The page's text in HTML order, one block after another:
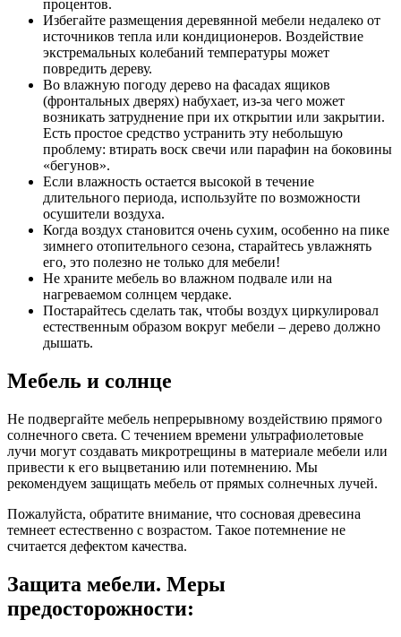
процентов.
Избегайте размещения деревянной мебели недалеко от
источников тепла или кондиционеров. Воздействие
экстремальных колебаний температуры может
повредить дереву.
Во влажную погоду дерево на фасадах ящиков
(фронтальных дверях) набухает, из-за чего может
возникать затруднение при их открытии или закрытии.
Есть простое средство устранить эту небольшую
проблему: втирать воск свечи или парафин на боковины
«бегунов».
Если влажность остается высокой в течение
длительного периода, используйте по возможности
осушители воздуха.
Когда воздух становится очень сухим, особенно на пике
зимнего отопительного сезона, старайтесь увлажнять
его, это полезно не только для мебели!
Не храните мебель во влажном подвале или на
нагреваемом солнцем чердаке.
Постарайтесь сделать так, чтобы воздух циркулировал
естественным образом вокруг мебели – дерево должно
дышать.
Мебель и солнце
Не подвергайте мебель непрерывному воздействию прямого
солнечного света. С течением времени ультрафиолетовые
лучи могут создавать микротрещины в материале мебели или
привести к его выцветанию или потемнению. Мы
рекомендуем защищать мебель от прямых солнечных лучей.
Пожалуйста, обратите внимание, что сосновая древесина
темнеет естественно с возрастом. Такое потемнение не
считается дефектом качества.
Защита мебели. Меры
предосторожности: